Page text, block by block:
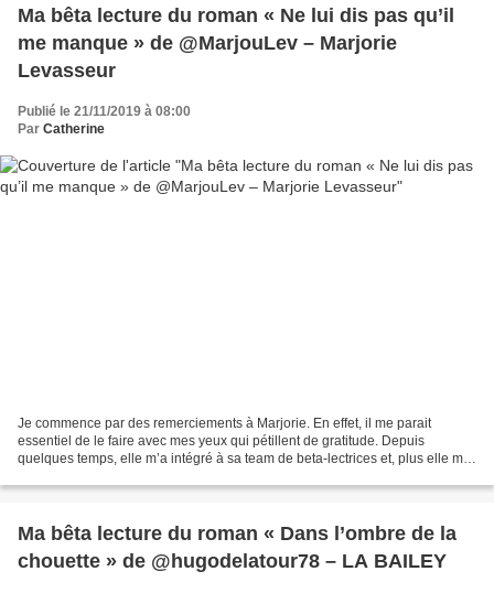
Ma bêta lecture du roman « Ne lui dis pas qu’il
me manque » de @MarjouLev – Marjorie
Levasseur
Publié le 21/11/2019 à 08:00
Par Catherine
Je commence par des remerciements à Marjorie. En effet, il me parait
essentiel de le faire avec mes yeux qui pétillent de gratitude. Depuis
quelques temps, elle m’a intégré à sa team de beta-lectrices et, plus elle me
Ma bêta lecture du roman « Dans l’ombre de la
chouette » de @hugodelatour78 – LA BAILEY